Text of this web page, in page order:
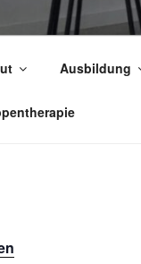
Ausbildung